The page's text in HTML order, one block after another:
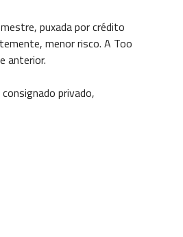
puxada por crédito
menor risco. A Too
anterior.
privado,